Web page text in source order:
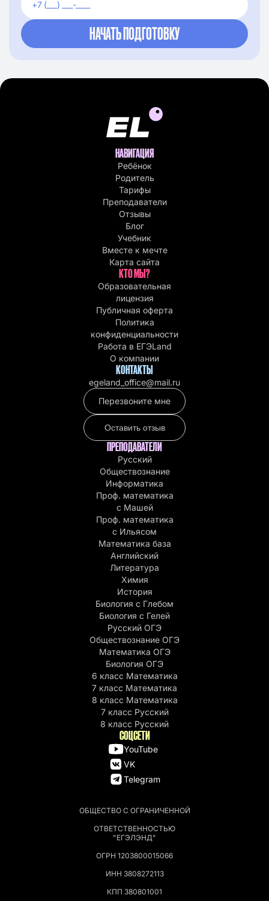
ОБЩЕСТВО С ОГРАНИЧЕННОЙ
ОТВЕТСТВЕННОСТЬЮ
"ЕГЭЛЭНД"
ОГРН 1203800015066
ИНН 3808272113
КПП 380801001
НАВИГАЦИЯ
Ребёнок
Родитель
Тарифы
Преподаватели
Отзывы
Блог
Учебник
Вместе к мечте
Карта сайта
КТО МЫ?
Образовательная
лицензия
Публичная оферта
Политика
конфиденциальности
Работа в EГЭLand
О компании
КОНТАКТЫ
egeland_office@mail.ru
Перезвоните мне
Оставить отзыв
ПРЕПОДАВАТЕЛИ
Русский
Обществознание
Информатика
Проф. математика
с Машей
Проф. математика
c Ильясом
Математика база
Английский
Литература
Химия
История
Биология с Глебом
Биология с Гелей
Русский ОГЭ
Обществознание ОГЭ
Математика ОГЭ
Биология ОГЭ
6 класс Математика
7 класс Математика
8 класс Математика
7 класс Русский
8 класс Русский
СОЦСЕТИ
YouTube
VK
Telegram